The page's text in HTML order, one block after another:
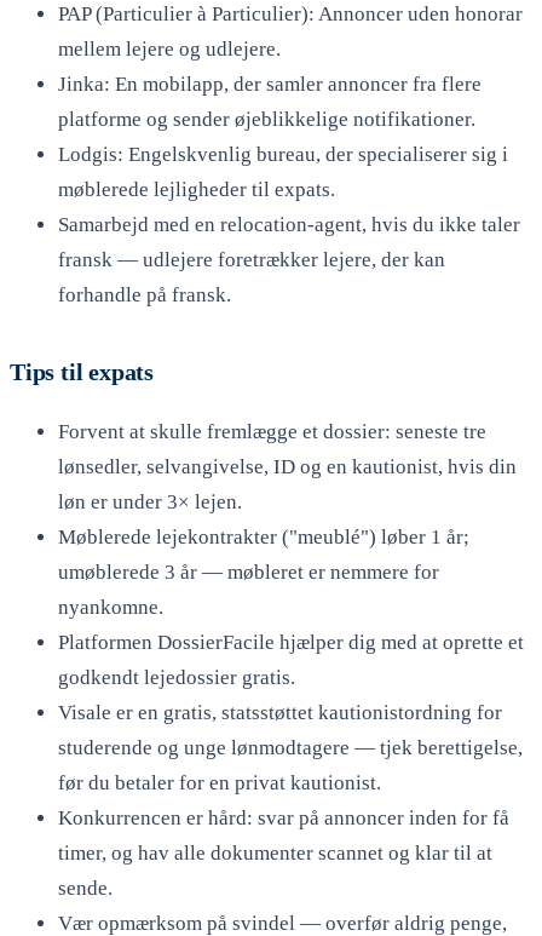
PAP (Particulier à Particulier): Annoncer uden honorar
mellem lejere og udlejere.
Jinka: En mobilapp, der samler annoncer fra flere
platforme og sender øjeblikkelige notifikationer.
Lodgis: Engelskvenlig bureau, der specialiserer sig i
møblerede lejligheder til expats.
Samarbejd med en relocation-agent, hvis du ikke taler
fransk — udlejere foretrækker lejere, der kan
forhandle på fransk.
Tips til expats
Forvent at skulle fremlægge et dossier: seneste tre
lønsedler, selvangivelse, ID og en kautionist, hvis din
løn er under 3× lejen.
Møblerede lejekontrakter ("meublé") løber 1 år;
umøblerede 3 år — møbleret er nemmere for
nyankomne.
Platformen DossierFacile hjælper dig med at oprette et
godkendt lejedossier gratis.
Visale er en gratis, statsstøttet kautionistordning for
studerende og unge lønmodtagere — tjek berettigelse,
før du betaler for en privat kautionist.
Konkurrencen er hård: svar på annoncer inden for få
timer, og hav alle dokumenter scannet og klar til at
sende.
Vær opmærksom på svindel — overfør aldrig penge,